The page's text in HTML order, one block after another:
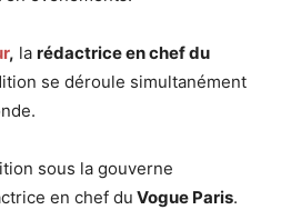
, la rédactrice en chef du
se déroule simultanément
sous la gouverne
en chef du Vogue Paris.